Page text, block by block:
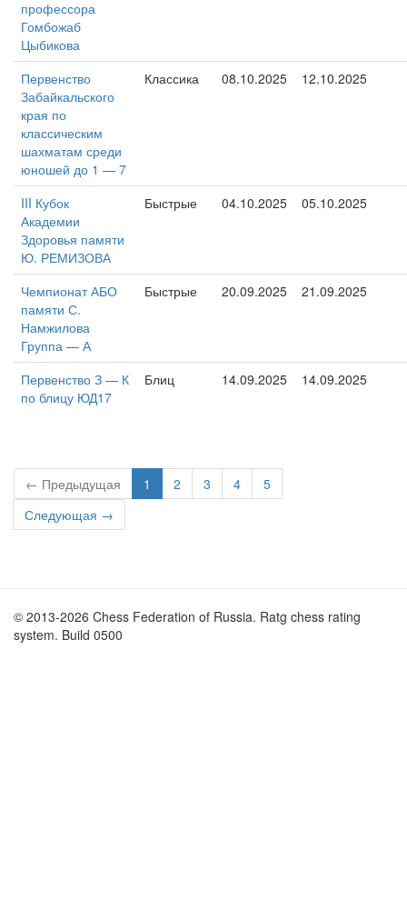
профессора
Гомбожаб
Цыбикова
Первенство
Забайкальского
края по
классическим
шахматам среди
юношей до 1 — 7
Классика 08.10.2025 12.10.2025
III Кубок
Академии
Здоровья памяти
Ю. РЕМИЗОВА
Быстрые 04.10.2025 05.10.2025
Чемпионат АБО
памяти С.
Намжилова
Группа — А
Быстрые 20.09.2025 21.09.2025
Первенство З — К
по блицу ЮД17
Блиц 14.09.2025 14.09.2025
← Предыдущая 1 2 3 4
5
Следующая →
© 2013-2026 Chess Federation of Russia. Ratg chess rating
system. Build 0500